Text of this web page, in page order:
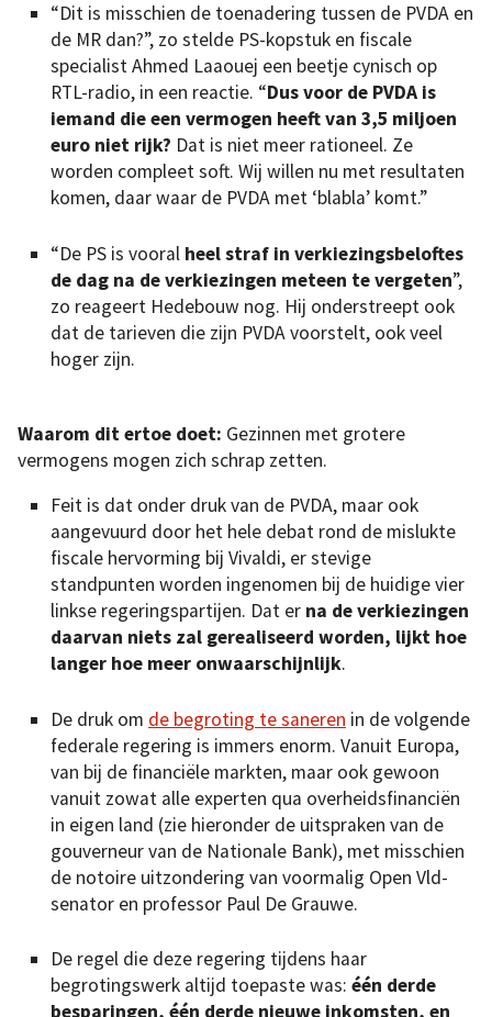
“Dit is misschien de toenadering tussen de PVDA en
de MR dan?”, zo stelde PS-kopstuk en fiscale
specialist Ahmed Laaouej een beetje cynisch op
RTL-radio, in een reactie. “Dus voor de PVDA is
iemand die een vermogen heeft van 3,5 miljoen
euro niet rijk? Dat is niet meer rationeel. Ze
worden compleet soft. Wij willen nu met resultaten
komen, daar waar de PVDA met ‘blabla’ komt.”
“De PS is vooral heel straf in verkiezingsbeloftes
de dag na de verkiezingen meteen te vergeten”,
zo reageert Hedebouw nog. Hij onderstreept ook
dat de tarieven die zijn PVDA voorstelt, ook veel
hoger zijn.
Waarom dit ertoe doet: Gezinnen met grotere
vermogens mogen zich schrap zetten.
Feit is dat onder druk van de PVDA, maar ook
aangevuurd door het hele debat rond de mislukte
fiscale hervorming bij Vivaldi, er stevige
standpunten worden ingenomen bij de huidige vier
linkse regeringspartijen. Dat er na de verkiezingen
daarvan niets zal gerealiseerd worden, lijkt hoe
langer hoe meer onwaarschijnlijk.
De druk om de begroting te saneren in de volgende
federale regering is immers enorm. Vanuit Europa,
van bij de financiële markten, maar ook gewoon
vanuit zowat alle experten qua overheidsfinanciën
in eigen land (zie hieronder de uitspraken van de
gouverneur van de Nationale Bank), met misschien
de notoire uitzondering van voormalig Open Vld-
senator en professor Paul De Grauwe.
De regel die deze regering tijdens haar
begrotingswerk altijd toepaste was: één derde
besparingen, één derde nieuwe inkomsten, en